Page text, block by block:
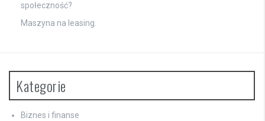
społeczność?
Maszyna na leasing.
Kategorie
Biznes i finanse